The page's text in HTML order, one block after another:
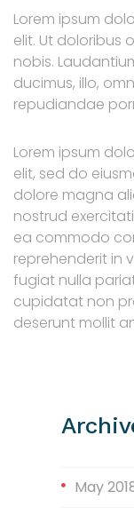
Lorem ipsum
elit. Ut doloribus
nobis.
ducimus, illo,
repudiandae
Lorem ipsum
elit, sed do
dolore magna
nostrud
ea commodo
reprehenderit in
fugiat nulla
cupidatat non
deserunt mollit
May